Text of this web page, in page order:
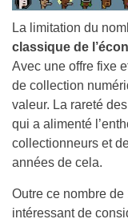
La limitation du
classique de
Avec une offre fixe
de collection
valeur. La rareté
qui a alimenté
collectionneurs et
années de cela.
Outre ce nombre
intéressant de